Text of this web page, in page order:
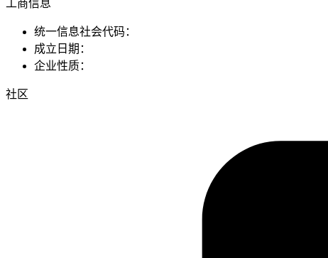
工商信息
统一信息社会代码：
成立日期：
企业性质：
社区